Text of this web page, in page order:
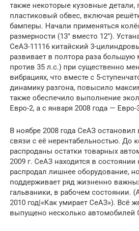
также некоторые кузовные детали,
пластиковый обвес, включая
бамперы. Начали применяться
размерности (13″ вместо 12″).
СеАЗ-11116 китайский 3-
развивает в полтора раза большую
против 35 л.с.) при существенно
вибрациях, что вместе с 5-
динамику разгона, повысило
также обеспечило выполнение
Евро-2, а с января 2008 года — Евро-
В ноябре 2008 года СеАЗ остановил
связи с её нерентабельностью. До
распроданы остатки товарных
2009 г. СеАЗ находится в
распродал лишнее оборудование,
поддерживает ряд жизненно
гальваники, в рабочем состоянии.
2010 год|«Как умирает СеАЗ»). Всё
выпущено несколько автомобилей